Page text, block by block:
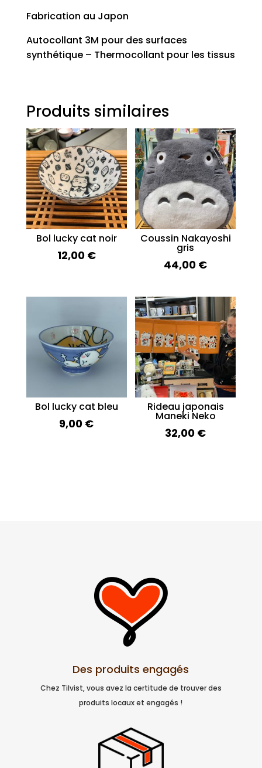
Fabrication au Japon
Autocollant 3M pour des surfaces
synthétique – Thermocollant pour les tissus
Produits similaires
Bol lucky cat noir
12,00 €
Coussin Nakayoshi
gris
44,00 €
Bol lucky cat bleu
9,00 €
Rideau japonais
Maneki Neko
32,00 €
Des produits engagés
Chez Tilvist, vous avez la certitude de trouver des
produits locaux et engagés !